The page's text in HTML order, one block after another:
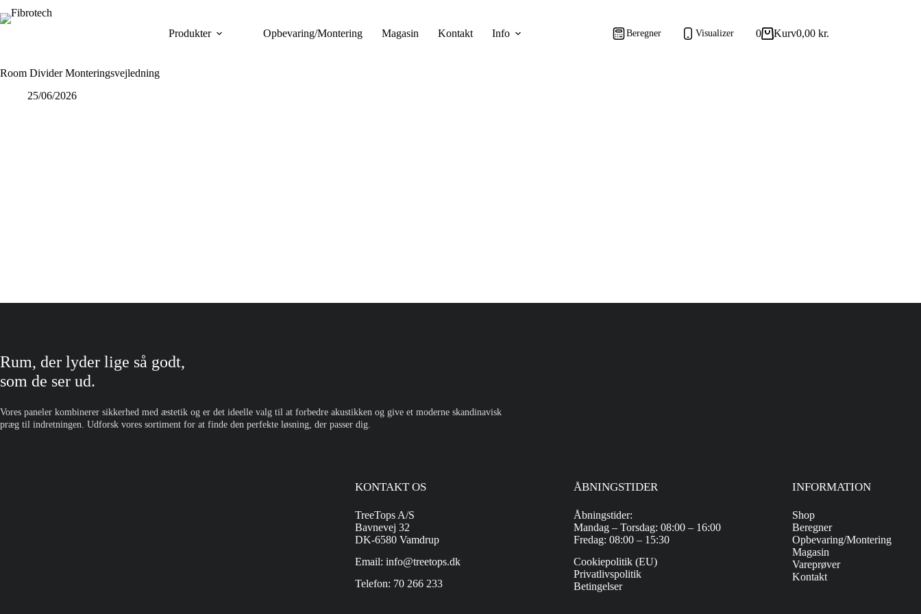
til
Produkter Opbevaring/Montering Magasin Kontakt Info Beregner Visualizer Kurv0,00 kr.
0
Room Divider Monteringsvejledning
25/06/2026
Rum, der lyder lige så godt,
som de ser ud.
Vores paneler kombinerer sikkerhed med æstetik og er det ideelle valg til at forbedre akustikken og give et moderne skandinavisk
præg til indretningen. Udforsk vores sortiment for at finde den perfekte løsning, der passer dig.
KONTAKT OS
TreeTops A/S
Bavnevej 32
DK-6580 Vamdrup
Email: info@treetops.dk
Telefon: 70 266 233
ÅBNINGSTIDER
Åbningstider:
Mandag – Torsdag: 08:00 – 16:00
Fredag: 08:00 – 15:30
Cookiepolitik (EU)
Privatlivspolitik
Betingelser
INFORMATION
Shop
Beregner
Opbevaring/Montering
Magasin
Vareprøver
Kontakt